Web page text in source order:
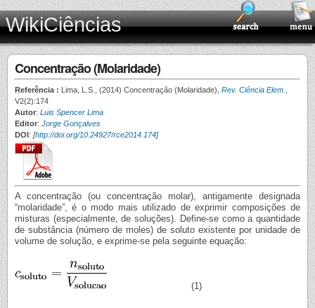
WikiCiências
Concentração (Molaridade)
Referência : Lima, L.S., (2014) Concentração (Molaridade), Rev. Ciência Elem.
V2(2):174
Autor: Luis Spencer Lima
Editor: Jorge Gonçalves
DOI: [http://doi.org/10.24927/rce2014.174]
A concentração (ou concentração molar), antigamente designada
“molaridade”, é o modo mais utilizado de exprimir composições de
misturas (especialmente, de soluções). Define-se como a quantidade
de substância (número de moles) de soluto existente por unidade de
volume de solução, e exprime-se pela seguinte equação:
(1)